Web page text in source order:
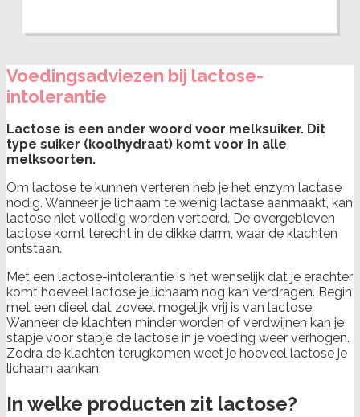
Voedingsadviezen bij lactose-
intolerantie
Lactose is een ander woord voor melksuiker. Dit
type suiker (koolhydraat) komt voor in alle
melksoorten.
Om lactose te kunnen verteren heb je het enzym lactase
nodig. Wanneer je lichaam te weinig lactase aanmaakt, kan
lactose niet volledig worden verteerd. De overgebleven
lactose komt terecht in de dikke darm, waar de klachten
ontstaan.
Met een lactose-intolerantie is het wenselijk dat je erachter
komt hoeveel lactose je lichaam nog kan verdragen. Begin
met een dieet dat zoveel mogelijk vrij is van lactose.
Wanneer de klachten minder worden of verdwijnen kan je
stapje voor stapje de lactose in je voeding weer verhogen.
Zodra de klachten terugkomen weet je hoeveel lactose je
lichaam aankan.
In welke producten zit lactose?